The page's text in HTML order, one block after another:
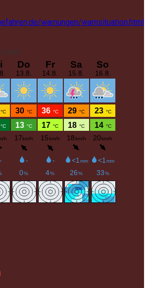
warnungen/warnsituation.html